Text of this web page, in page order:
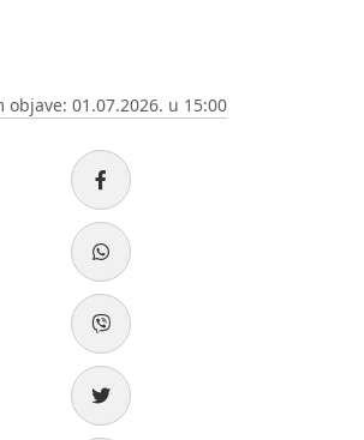
objave: 01.07.2026. u 15:00